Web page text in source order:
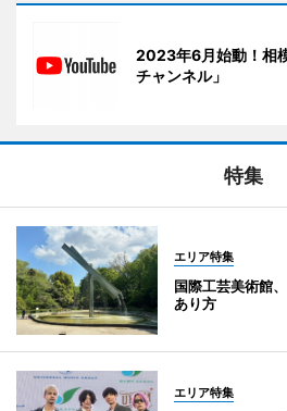
2023年6月始動！相
チャンネル」
特集
エリア特集
国際工芸美術館
あり方
エリア特集